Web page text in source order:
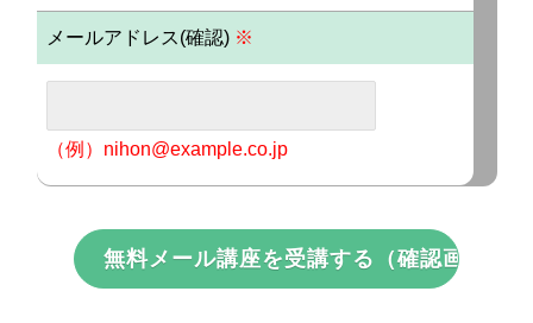
メールアドレス(確認)※
（例）nihon@example.co.jp